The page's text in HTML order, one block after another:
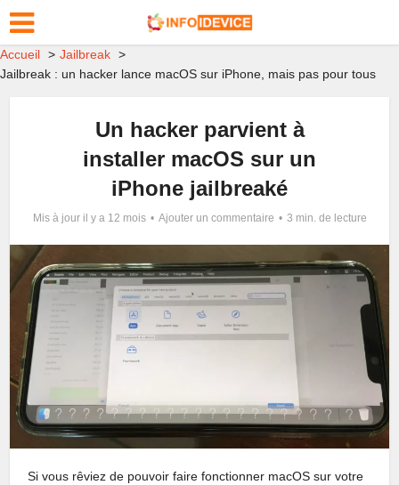
Accueil
Jailbreak
Jailbreak : un hacker lance macOS sur iPhone, mais pas pour tous
Un hacker parvient à
installer macOS sur un
iPhone jailbreaké
Mis à jour il y a 12 mois Ajouter un commentaire 3 min. de lecture
Si vous rêviez de pouvoir faire fonctionner macOS sur votre